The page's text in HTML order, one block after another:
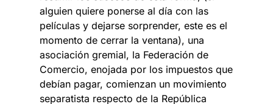
alguien quiere ponerse al día con las
películas y dejarse sorprender, este es el
momento de cerrar la ventana), una
asociación gremial, la Federación de
Comercio, enojada por los impuestos que
debían pagar, comienzan un movimiento
separatista respecto de la República